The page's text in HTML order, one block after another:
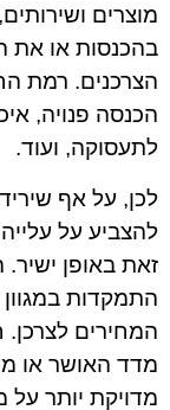
מוצרים
בהכנסות או את
הצרכנים. רמת
הכנסה פנויה,
לתעסוקה, ועוד.
לכן, על אף
להצביע על
זאת באופן
התמקדות
המחירים
מדד האושר או
מדויקת יותר על